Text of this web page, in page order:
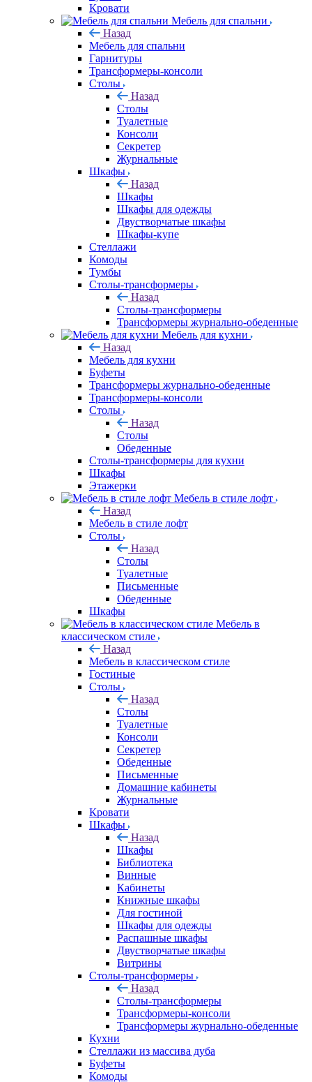
Кровати
Мебель для спальни
Назад
Мебель для спальни
Гарнитуры
Трансформеры-консоли
Столы
Назад
Столы
Туалетные
Консоли
Секретер
Журнальные
Шкафы
Назад
Шкафы
Шкафы для одежды
Двустворчатые шкафы
Шкафы-купе
Стеллажи
Комоды
Тумбы
Столы-трансформеры
Назад
Столы-трансформеры
Трансформеры журнально-обеденные
Мебель для кухни
Назад
Мебель для кухни
Буфеты
Трансформеры журнально-обеденные
Трансформеры-консоли
Столы
Назад
Столы
Обеденные
Столы-трансформеры для кухни
Шкафы
Этажерки
Мебель в стиле лофт
Назад
Мебель в стиле лофт
Столы
Назад
Столы
Туалетные
Письменные
Обеденные
Шкафы
Мебель в
классическом стиле
Назад
Мебель в классическом стиле
Гостиные
Столы
Назад
Столы
Туалетные
Консоли
Секретер
Обеденные
Письменные
Домашние кабинеты
Журнальные
Кровати
Шкафы
Назад
Шкафы
Библиотека
Винные
Кабинеты
Книжные шкафы
Для гостиной
Шкафы для одежды
Распашные шкафы
Двустворчатые шкафы
Витрины
Столы-трансформеры
Назад
Столы-трансформеры
Трансформеры-консоли
Трансформеры журнально-обеденные
Кухни
Стеллажи из массива дуба
Буфеты
Комоды